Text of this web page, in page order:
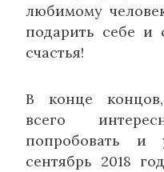
любимому
подарить себе и
счастья!
В конце концов,
всего
попробовать и
сентябрь 2018